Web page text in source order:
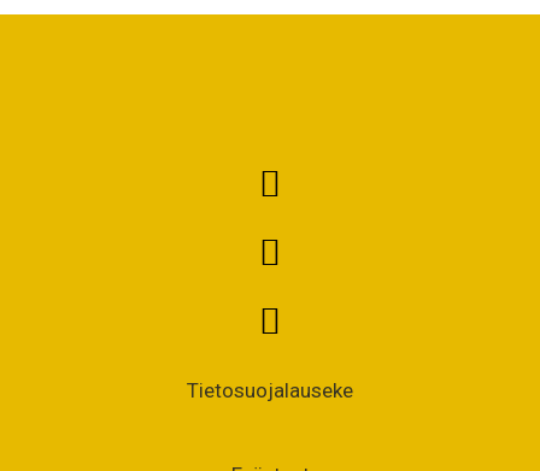
Tietosuojalauseke